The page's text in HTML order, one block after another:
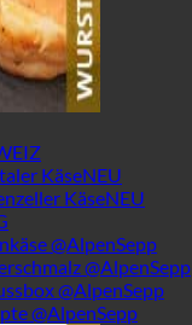
Käse
Käse
@AlpenSepp
@AlpenSepp
@AlpenSepp
@AlpenSepp